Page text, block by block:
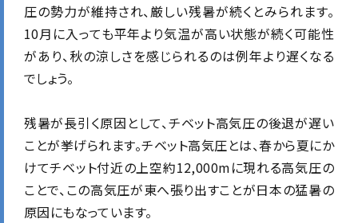
圧の勢力が維持され、厳しい残暑が続くとみられます。
10月に入っても平年より気温が高い状態が続く可能性
があり、秋の涼しさを感じられるのは例年より遅くなる
でしょう。
残暑が長引く原因として、チベット高気圧の後退が遅い
ことが挙げられます。チベット高気圧とは、春から夏にか
けてチベット付近の上空約12,000mに現れる高気圧の
ことで、この高気圧が東へ張り出すことが日本の猛暑の
原因にもなっています。